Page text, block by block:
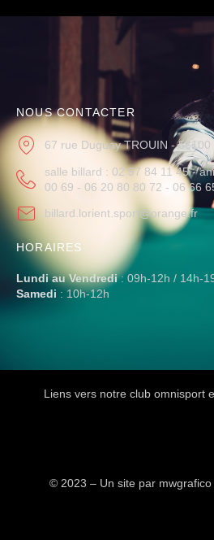
NOUS CONTACTER
67 rue Duguay TROUIN - 56100
salle billard : 02 97 84 11 45 -
00 69 - 06 20 80 80 72 - 06 66
billard.lorient.sport@orange.fr
HORAIRES
Lundi au Vendredi: 09h-12h / 14h-
Samedi : 10h-12h
Liens vers notre club omnisport
© 2023 – Un site par mwgrafico